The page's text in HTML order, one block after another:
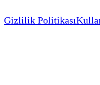
Gizlilik Politikası